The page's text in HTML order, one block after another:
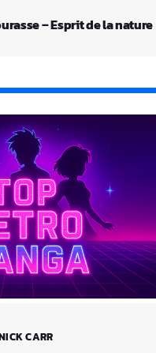
– Esprit de la nature
CARR